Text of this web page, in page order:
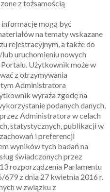
z tożsamością
mogą być
na tematy wskazane
rejestracyjnym, a także do
uruchomieniu nowych
Portalu. Użytkownik może w
z otrzymywania
Administratora
wyraża zgodę na
podanych danych,
Administratora w celach
statystycznych, publikacji w
i preferencji
wyników tych badań na
świadczonych przez
rozporządzenia Parlamentu
679 z dnia 27 kwietnia 2016 r.
w związku z